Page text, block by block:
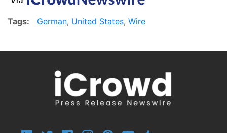
Tags: German, United States, Wire